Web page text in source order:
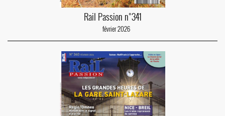
Rail Passion n°341
février 2026